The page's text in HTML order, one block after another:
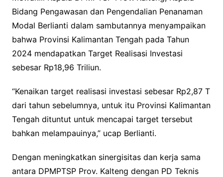
Bidang Pengawasan dan Pengendalian Penanaman
Modal Berlianti dalam sambutannya menyampaikan
bahwa Provinsi Kalimantan Tengah pada Tahun
2024 mendapatkan Target Realisasi Investasi
sebesar Rp18,96 Triliun.
“Kenaikan target realisasi investasi sebesar Rp2,87 T
dari tahun sebelumnya, untuk itu Provinsi Kalimantan
Tengah dituntut untuk mencapai target tersebut
bahkan melampauinya,” ucap Berlianti.
Dengan meningkatkan sinergisitas dan kerja sama
antara DPMPTSP Prov. Kalteng dengan PD Teknis